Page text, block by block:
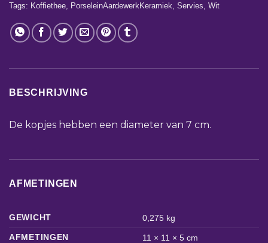
Tags: Koffiethee PorseleinAardewerkKeramiek Servies Wit
BESCHRIJVING
De kopjes hebben een diameter van 7 cm.
AFMETINGEN
GEWICHT
0,275 kg
AFMETINGEN
11 × 11 × 5 cm